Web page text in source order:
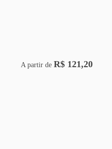
A partir de R$ 121,20